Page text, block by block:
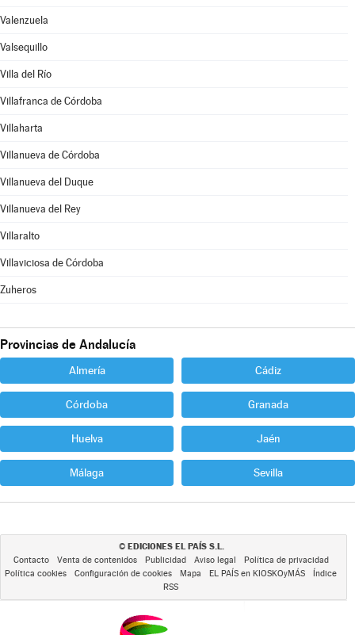
Valenzuela
Valsequillo
Villa del Río
Villafranca de Córdoba
Villaharta
Villanueva de Córdoba
Villanueva del Duque
Villanueva del Rey
Villaralto
Villaviciosa de Córdoba
Zuheros
Provincias de Andalucía
Almería Cádiz
Córdoba Granada
Huelva Jaén
Málaga Sevilla
© EDICIONES EL PAÍS S.L.
Contacto Venta de contenidos Publicidad Aviso legal
Política de privacidad
Política cookies
Configuración de cookies Mapa EL PAÍS en KIOSKOyMÁS
Índice
RSS